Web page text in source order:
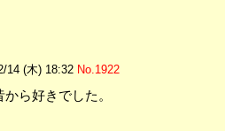
14 (木) 18:32 No.1922
ら好きでした。